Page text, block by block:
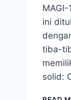
ini
tiba-
solid: